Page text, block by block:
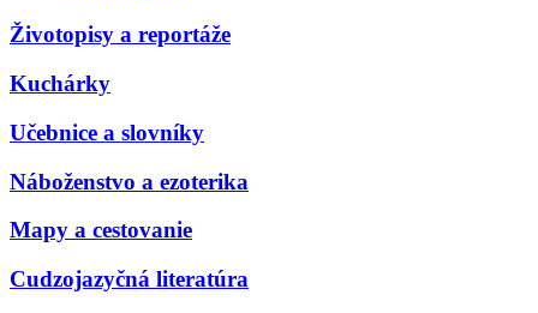
Životopisy a reportáže
Kuchárky
Učebnice a slovníky
Náboženstvo a ezoterika
Mapy a cestovanie
Cudzojazyčná literatúra